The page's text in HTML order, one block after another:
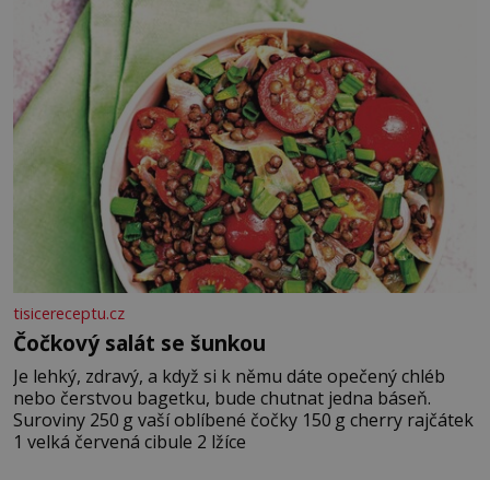
tisicereceptu.cz
Čočkový salát se šunkou
Je lehký, zdravý, a když si k němu dáte opečený chléb
nebo čerstvou bagetku, bude chutnat jedna báseň.
Suroviny 250 g vaší oblíbené čočky 150 g cherry rajčátek
1 velká červená cibule 2 lžíce